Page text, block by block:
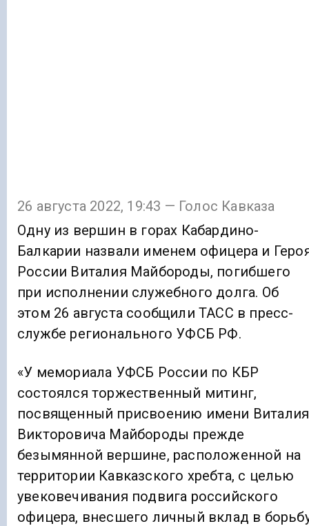
26 августа 2022, 19:43 — Голос Кавказа
Одну из вершин в горах Кабардино-
Балкарии назвали именем офицера и
России Виталия Майбороды, погибшего
при исполнении служебного долга. Об
этом 26 августа сообщили ТАСС в пресс-
службе регионального УФСБ РФ.
«У мемориала УФСБ России по КБР
состоялся торжественный митинг,
посвященный присвоению имени Виталия
Викторовича Майбороды прежде
безымянной вершине, расположенной на
территории Кавказского хребта, с целью
увековечивания подвига российского
офицера, внесшего личный вклад в